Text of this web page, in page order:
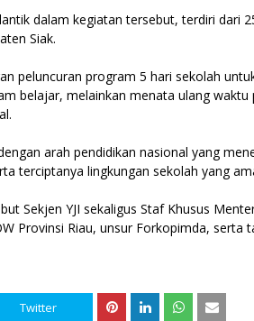
dalam kegiatan tersebut, terdiri dari
Siak.
peluncuran program 5 hari sekolah
belajar, melainkan menata ulang
arah pendidikan nasional yang
terciptanya lingkungan sekolah yang
Sekjen YJI sekaligus Staf Khusus
Provinsi Riau, unsur Forkopimda, serta
Twitter